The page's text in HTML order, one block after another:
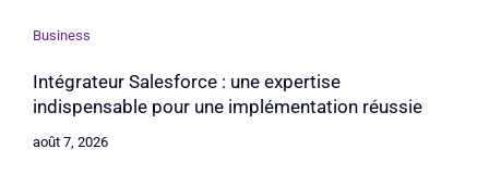
Business
Intégrateur Salesforce : une expertise
indispensable pour une implémentation réussie
août 7, 2026